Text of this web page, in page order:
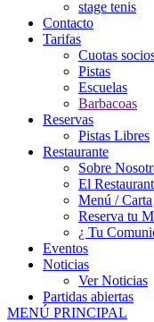
stage tenis
Contacto
Tarifas
Cuotas
Pistas
Escuelas
Barbacoas
Reservas
Pistas Libres
Restaurante
Sobre
El
Menú / Carta
Reserva tu
¿ Tu
Eventos
Noticias
Ver Noticias
Partidas abiertas
MENÚ PRINCIPAL